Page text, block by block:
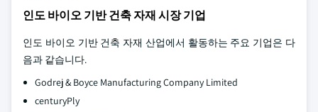
인도 바이오 기반 건축 자재 시장 기업
인도 바이오 기반 건축 자재 산업에서 활동하는 주요 기업은 다
음과 같습니다.
Godrej & Boyce Manufacturing Company Limited
centuryPly